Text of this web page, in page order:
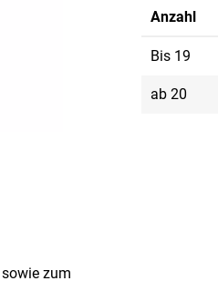
Anzahl
Bis 19
ab20
sowie zum